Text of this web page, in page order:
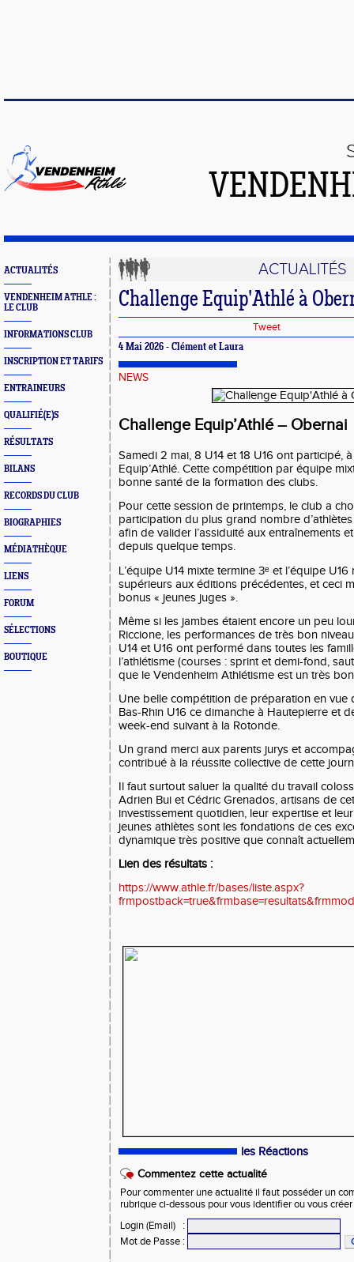
ACTUALITÉS
VENDENHEIM ATHLE :
LE CLUB
INFORMATIONS CLUB
INSCRIPTION ET TARIFS
ENTRAINEURS
QUALIFIÉ(E)S
RÉSULTATS
BILANS
RECORDS DU CLUB
BIOGRAPHIES
MÉDIATHÈQUE
LIENS
FORUM
SÉLECTIONS
BOUTIQUE
ACTUALITÉS
Challenge Equip'Athlé à
Tweet
4 Mai 2026 - Clément et Laura
NEWS
Challenge Equip’Athlé – Obernai
Samedi 2 mai, 8 U14 et 18 U16 ont participé,
Equip’Athlé. Cette compétition par équipe
bonne santé de la formation des clubs.
Pour cette session de printemps, le club a
participation du plus grand nombre
afin de valider l’assiduité aux entraînements
depuis quelque temps.
L’équipe U14 mixte termine 3ᵉ et l’équipe
supérieurs aux éditions précédentes, et ceci
bonus « jeunes juges ».
Même si les jambes étaient encore un peu
Riccione, les performances de très bon
U14 et U16 ont performé dans toutes les
l’athlétisme (courses : sprint et demi-fond,
que le Vendenheim Athlétisme est un très
Une belle compétition de préparation en vue
Bas-Rhin U16 ce dimanche à Hautepierre et
week-end suivant à la Rotonde.
Un grand merci aux parents jurys et
contribué à la réussite collective de cette
Il faut surtout saluer la qualité du travail
Adrien Bui et Cédric Grenados, artisans de
investissement quotidien, leur expertise et
jeunes athlètes sont les fondations de ces
dynamique très positive que connaît
Lien des résultats :
https://www.athle.fr/bases/liste.aspx?
les Réactions
Commentez cette actualité
Pour commenter une actualité il faut posséder un
rubrique ci-dessous pour vous identifier ou vous
Login (Email)
:
Mot de Passe :